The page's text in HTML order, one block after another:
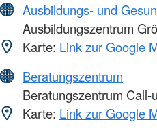
Ausbildungs- und
Ausbildungszentrum
Karte: Link zur Google
Beratungszentrum
Beratungszentrum Call-
Karte: Link zur Google